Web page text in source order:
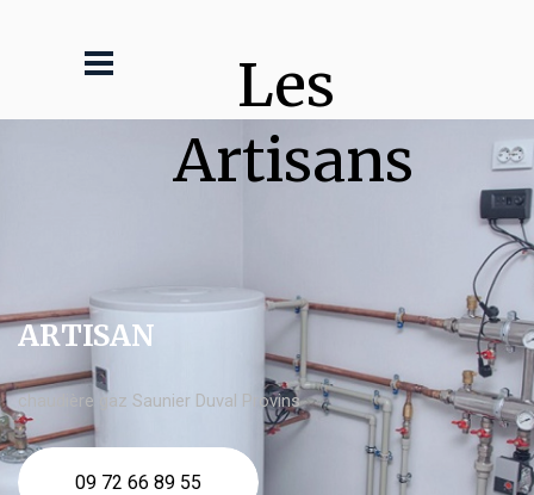
Les
Artisans
ARTISAN
chaudière gaz Saunier Duval Provins
09 72 66 89 55